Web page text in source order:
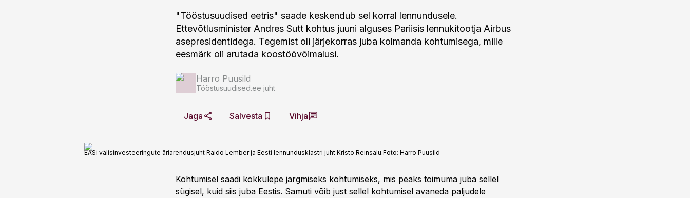
"Tööstusuudised eetris" saade keskendub sel korral lennundusele.
Ettevõtlusminister Andres Sutt kohtus juuni alguses Pariisis lennukitootja Airbus
asepresidentidega. Tegemist oli järjekorras juba kolmanda kohtumisega, mille
eesmärk oli arutada koostöövõimalusi.
Harro Puusild
Tööstusuudised.ee juht
Jaga Salvesta Vihja
EASi välisinvesteeringute äriarendusjuht Raido Lember ja Eesti lennundusklastri juht Kristo Reinsalu.Foto: Harro Puusild
Kohtumisel saadi kokkulepe järgmiseks kohtumiseks, mis peaks toimuma juba sellel
sügisel, kuid siis juba Eestis. Samuti võib just sellel kohtumisel avaneda paljudele